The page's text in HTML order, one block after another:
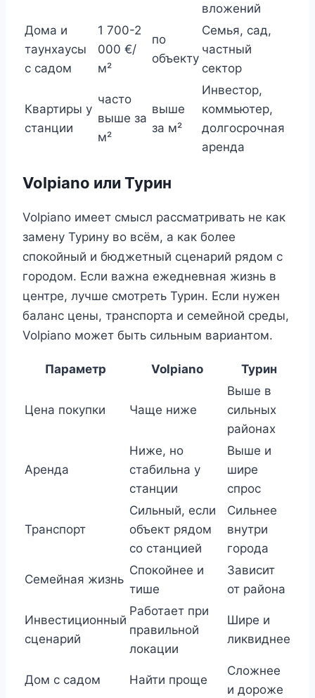
вложений
Дома и
таунхаусы
с садом
1 700-2
000 €/
м²
по
объекту
Семья, сад,
частный
сектор
Квартиры у
станции
часто
выше за
м²
выше
за м²
Инвестор,
коммьютер,
долгосрочная
аренда
Volpiano или Турин
Volpiano имеет смысл рассматривать не как
замену Турину во всём, а как более
спокойный и бюджетный сценарий рядом с
городом. Если важна ежедневная жизнь в
центре, лучше смотреть Турин. Если нужен
баланс цены, транспорта и семейной среды,
Volpiano может быть сильным вариантом.
Параметр Volpiano Турин
Цена покупки Чаще ниже
Выше в
сильных
районах
Аренда
Ниже, но
стабильна у
станции
Выше и
шире
спрос
Транспорт
Сильный, если
объект рядом
со станцией
Сильнее
внутри
города
Семейная жизнь
Спокойнее и
тише
Зависит
от района
Инвестиционный
сценарий
Работает при
правильной
локации
Шире и
ликвиднее
Дом с садом Найти проще
Сложнее
и дороже